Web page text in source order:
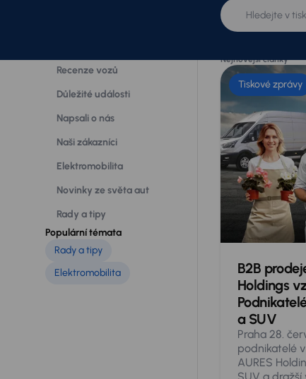
Recenze vozů
Důležité události
Napsali o nás
Naši zákazníci
Elektromobilita
Novinky ze světa aut
Rady a tipy
Populární témata
Rady a tipy
Elektromobilita
Nejnovější články
Tiskové zprávy
B2B
Holdings
a SUV
Praha 28.
podnikatelé
AURES